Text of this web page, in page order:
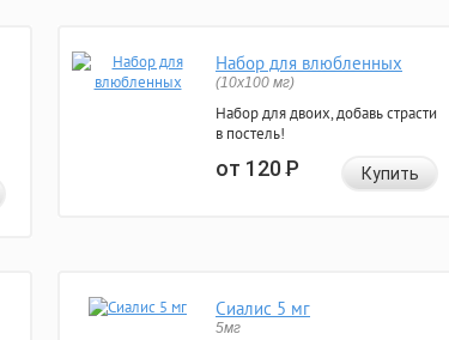
Набор для влюбленных
(10х100 мг)
Набор для двоих, добавь страсти
в постель!
от 120Р Купить
Сиалис 5 мг
5мг